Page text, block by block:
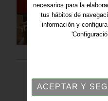
necesarios para la
tus hábitos de
información y
ACEPTAR Y